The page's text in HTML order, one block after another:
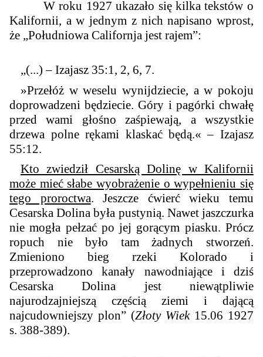
W roku 1927 ukazało się kilka tekstów o
Kalifornii, a w jednym z nich napisano wprost,
że „Południowa Californja jest rajem”:
„(...) – Izajasz 35:1, 2, 6, 7.
»Przełóż w weselu wynijdziecie, a w pokoju
doprowadzeni będziecie. Góry i pagórki chwałę
przed wami głośno zaśpiewają, a wszystkie
drzewa polne rękami klaskać będą.« – Izajasz
55:12.
Kto zwiedził Cesarską Dolinę w Kalifornii
może mieć słabe wyobrażenie o wypełnieniu się
tego proroctwa. Jeszcze ćwierć wieku temu
Cesarska Dolina była pustynią. Nawet jaszczurka
nie mogła pełzać po jej gorącym piasku. Prócz
ropuch nie było tam żadnych stworzeń.
Zmieniono bieg rzeki Kolorado i
przeprowadzono kanały nawodniające i dziś
Cesarska Dolina jest niewątpliwie
najurodzajniejszą częścią ziemi i dającą
najcudowniejszy plon” (Złoty Wiek15.06 1927
s. 388-389).